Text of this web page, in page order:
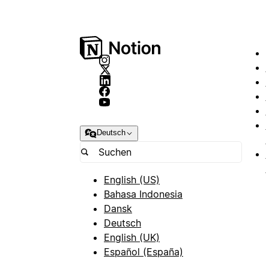
Deutsch
English (US)
Bahasa Indonesia
Dansk
Deutsch
English (UK)
Español (España)